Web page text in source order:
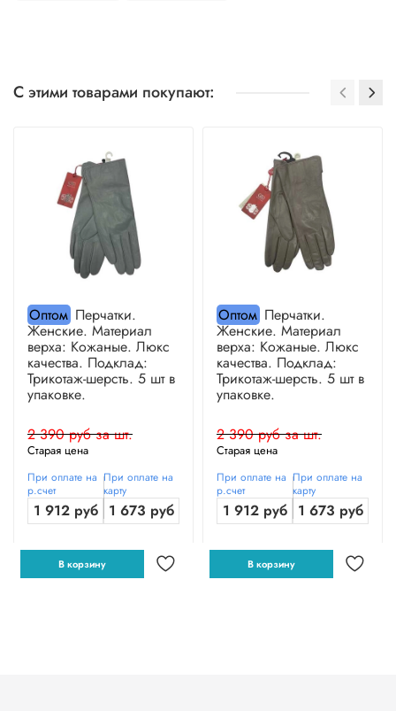
С этими товарами покупают:
ОптомПерчатки.
Женские. Материал
верха: Кожаные. Люкс
качества. Подклад:
Трикотаж-шерсть. 5 шт в
упаковке.
2 390 руб за шт.
Старая цена
При оплате на
р.счет
1 912 руб
При оплате на
карту
1 673 руб
В корзину
ОптомПерчатки.
Женские. Материал
верха: Кожаные. Люкс
качества. Подклад:
Трикотаж-шерсть. 5 шт в
упаковке.
2 390 руб за шт.
Старая цена
При оплате на
р.счет
1 912 руб
При оплате на
карту
1 673 руб
В корзину